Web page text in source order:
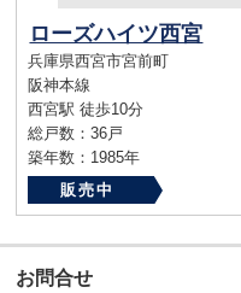
ローズハイツ西宮
兵庫県西宮市宮前町
阪神本線
西宮駅 徒歩10分
総戸数：36戸
築年数：1985年
販売中
お問合せ